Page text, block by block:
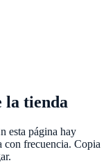
la tienda
esta página hay
con frecuencia. Copia